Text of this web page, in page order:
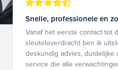
Snelle, professionele en
Vanaf het eerste contact tot
sleuteloverdracht ben ik
deskundig advies, duidelijke
service die alle